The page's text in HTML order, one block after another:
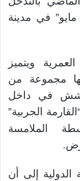
لمكافحة الجرب في مخيم “22 مايو” في مدينة
ويتميز
مجموعة من
في داخل
الجربية”
الملامسة
إلى أن